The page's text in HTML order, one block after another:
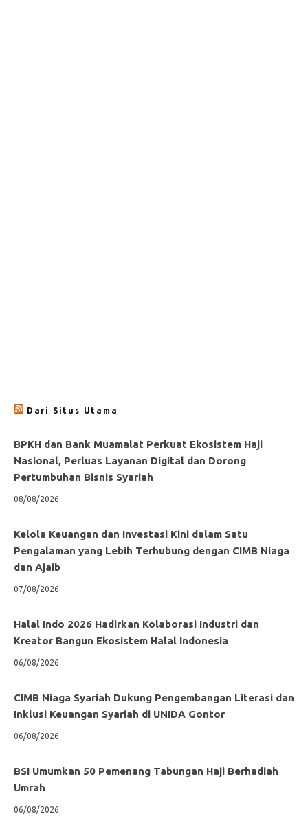
Dari Situs Utama
BPKH dan Bank Muamalat Perkuat Ekosistem Haji
Nasional, Perluas Layanan Digital dan Dorong
Pertumbuhan Bisnis Syariah
08/08/2026
Kelola Keuangan dan Investasi Kini dalam Satu
Pengalaman yang Lebih Terhubung dengan CIMB Niaga
dan Ajaib
07/08/2026
Halal Indo 2026 Hadirkan Kolaborasi Industri dan
Kreator Bangun Ekosistem Halal Indonesia
06/08/2026
CIMB Niaga Syariah Dukung Pengembangan Literasi dan
Inklusi Keuangan Syariah di UNIDA Gontor
06/08/2026
BSI Umumkan 50 Pemenang Tabungan Haji Berhadiah
Umrah
06/08/2026